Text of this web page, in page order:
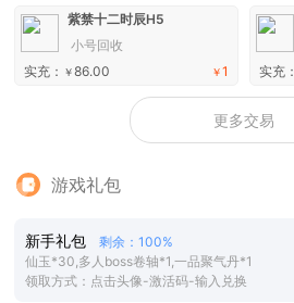
紫禁十二时辰H5
小号回收
￥1
实充： ￥86.00 实充：
更多交易
游戏礼包
新手礼包
剩余：100%
仙玉*30,多人boss卷轴*1,一品聚气丹*1
领取方式：点击头像-激活码-输入兑换